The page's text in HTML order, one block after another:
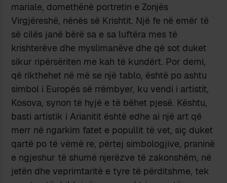
mariale, domethënë portretin e Zonjës
Virgjëreshë, nënës së Krishtit. Një fe në emër të
së cilës janë bërë sa e sa luftëra mes të
krishterëve dhe myslimanëve dhe që sot duket
sikur ripërsëriten me kah të kundërt. Por demi,
që rikthehet në më se një tablo, është po ashtu
simbol i Europës së rrëmbyer, ku vendi i artistit,
Kosova, synon të hyjë e të bëhet pjesë. Kështu,
basti artistik i Arianitit është edhe ai një art që
merr në ngarkim fatet e popullit të vet, siç duket
qartë po të vëmë re, përtej simbologjive, praninë
e ngjeshur të shumë njerëzve të zakonshëm, në
jetën dhe veprimtaritë e tyre të përditshme, tek